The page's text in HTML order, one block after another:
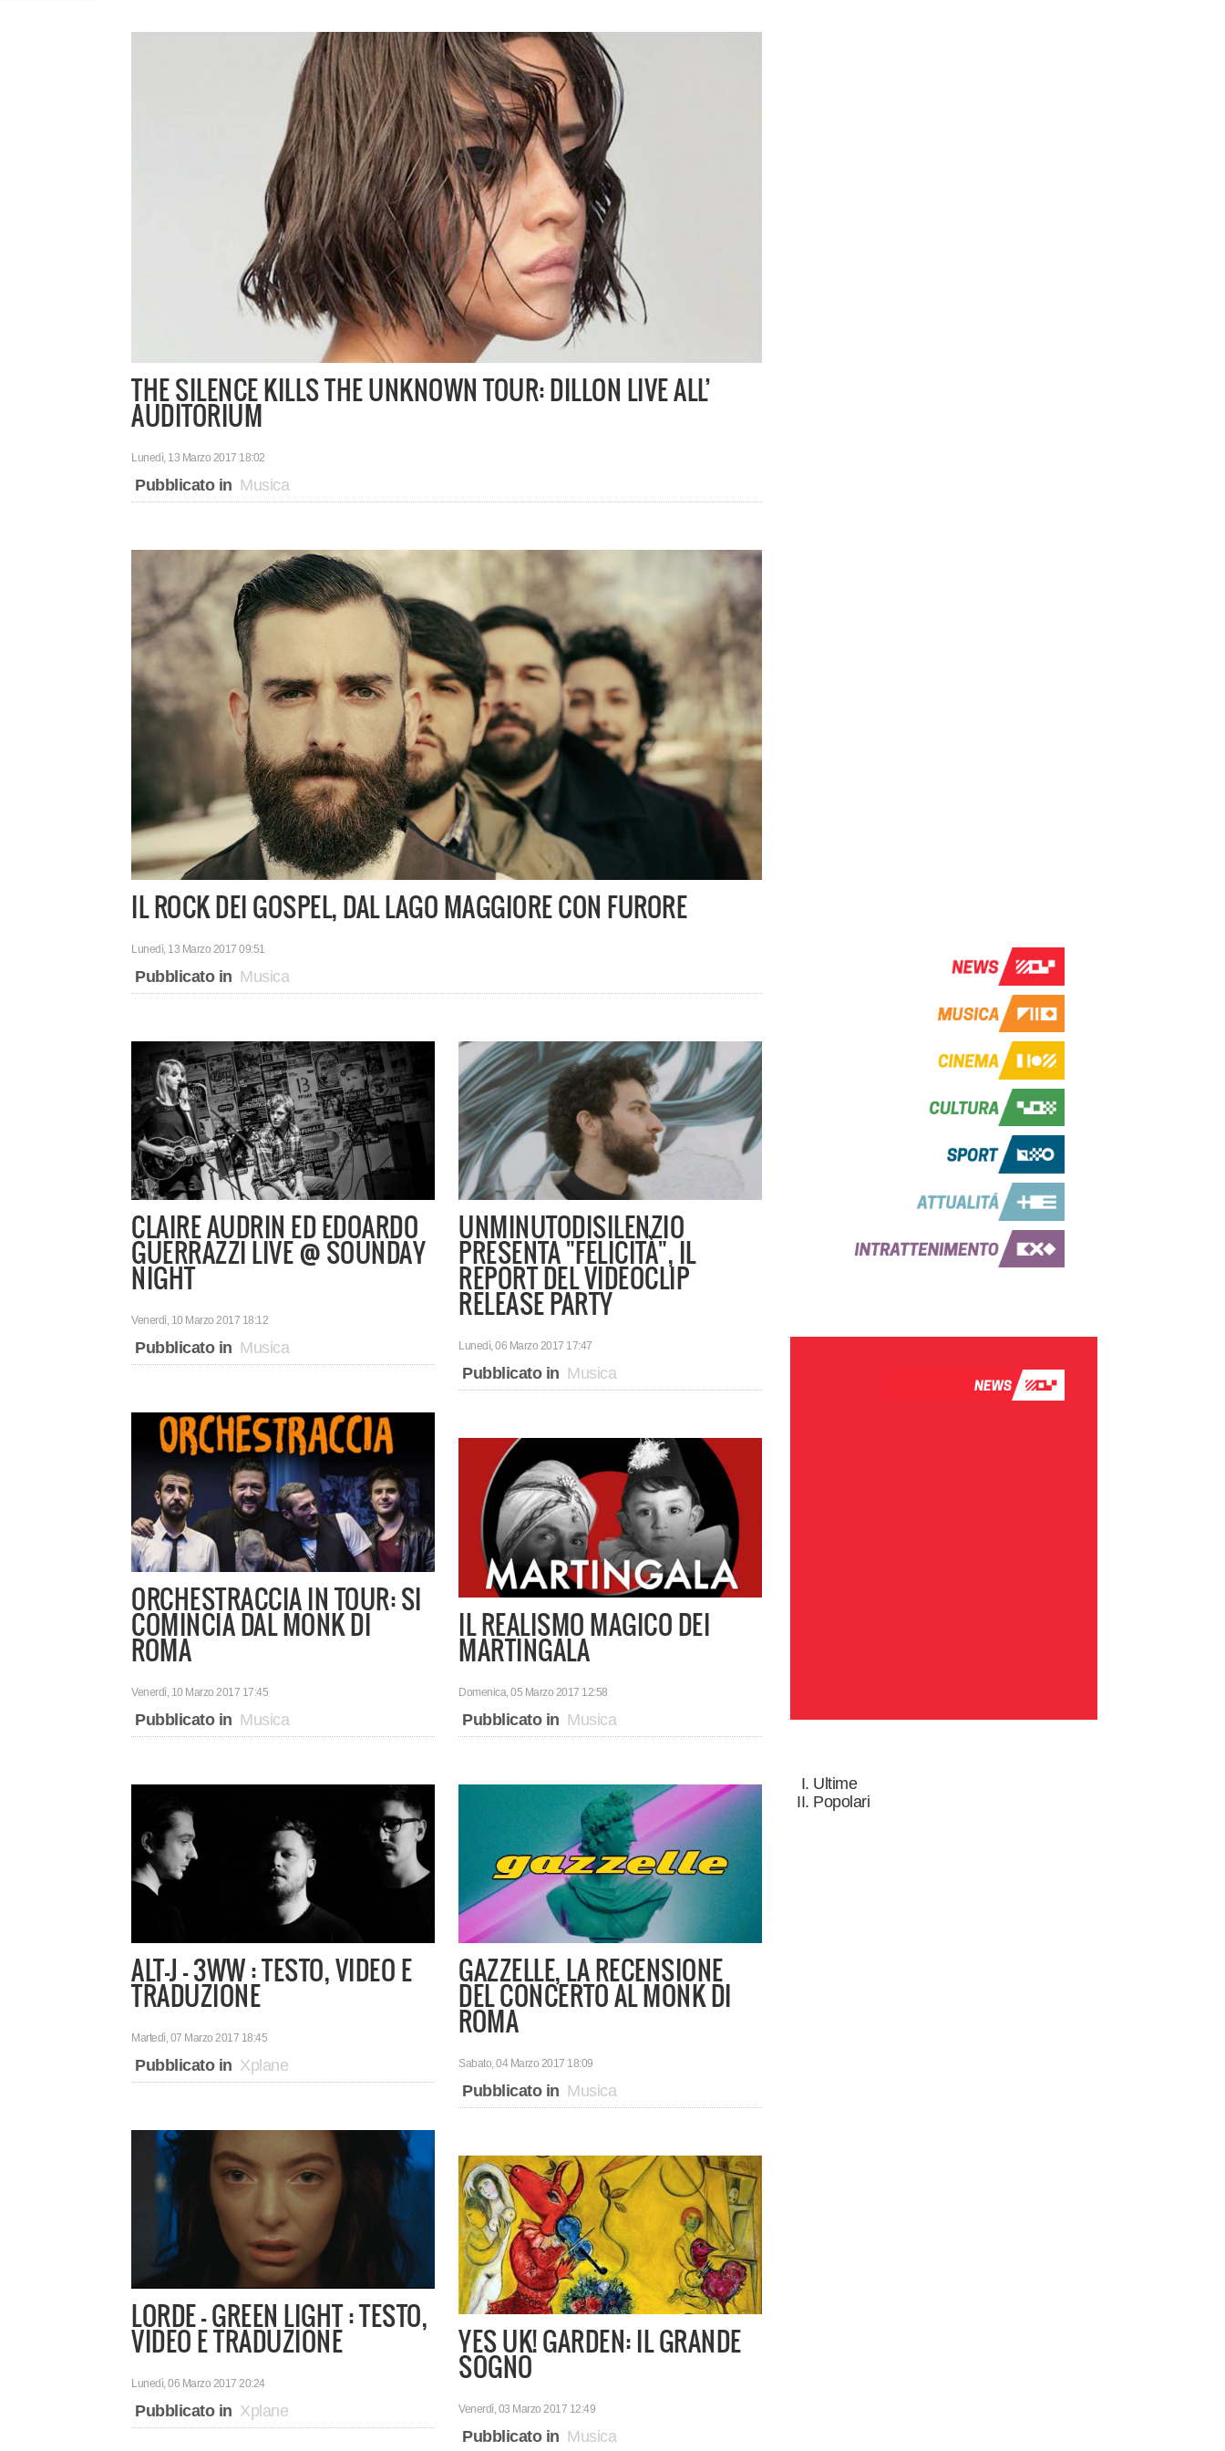
THE SILENCE KILLS THE UNKNOWN TOUR: DILLON LIVE ALL’
AUDITORIUM
Lunedì, 13 Marzo 2017 18:02
Pubblicato in Musica
IL ROCK DEI GOSPEL, DAL LAGO MAGGIORE CON FURORE
Lunedì, 13 Marzo 2017 09:51
Pubblicato in Musica
CLAIRE AUDRIN ED EDOARDO
GUERRAZZI LIVE @ SOUNDAY
NIGHT
Venerdì, 10 Marzo 2017 18:12
Pubblicato in Musica
ORCHESTRACCIA IN TOUR: SI
COMINCIA DAL MONK DI
ROMA
Venerdì, 10 Marzo 2017 17:45
Pubblicato in Musica
ALT-J - 3WW : TESTO, VIDEO E
TRADUZIONE
Martedì, 07 Marzo 2017 18:45
Pubblicato in Xplane
LORDE - GREEN LIGHT : TESTO,
VIDEO E TRADUZIONE
Lunedì, 06 Marzo 2017 20:24
Pubblicato in Xplane
UNMINUTODISILENZIO
PRESENTA "FELICITÀ", IL
REPORT DEL VIDEOCLIP
RELEASE PARTY
Lunedì, 06 Marzo 2017 17:47
Pubblicato in Musica
IL REALISMO MAGICO DEI
MARTINGALA
Domenica, 05 Marzo 2017 12:58
Pubblicato in Musica
GAZZELLE, LA RECENSIONE
DEL CONCERTO AL MONK DI
ROMA
Sabato, 04 Marzo 2017 18:09
Pubblicato in Musica
YES UK! GARDEN: IL GRANDE
SOGNO
Venerdì, 03 Marzo 2017 12:49
Pubblicato in Musica
Ultime
Popolari